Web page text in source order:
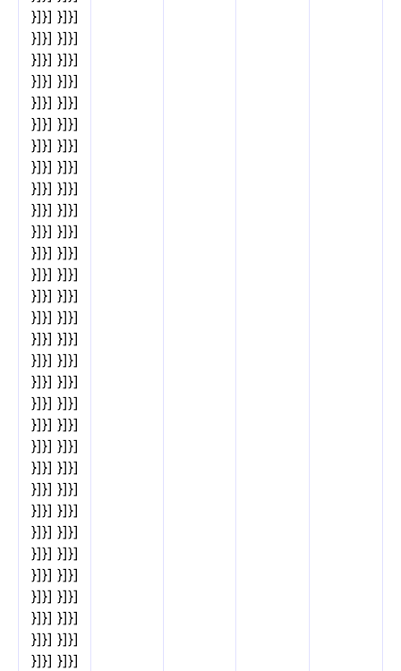
}]}] }]}]
}]}] }]}]
}]}] }]}]
}]}] }]}]
}]}] }]}]
}]}] }]}]
}]}] }]}]
}]}] }]}]
}]}] }]}]
}]}] }]}]
}]}] }]}]
}]}] }]}]
}]}] }]}]
}]}] }]}]
}]}] }]}]
}]}] }]}]
}]}] }]}]
}]}] }]}]
}]}] }]}]
}]}] }]}]
}]}] }]}]
}]}] }]}]
}]}] }]}]
}]}] }]}]
}]}] }]}]
}]}] }]}]
}]}] }]}]
}]}] }]}]
}]}] }]}]
}]}] }]}]
}]}] }]}]